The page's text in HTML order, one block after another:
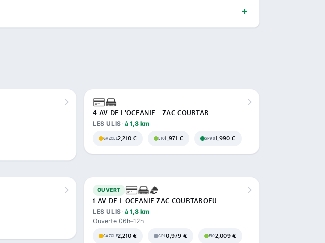
4 AV DE L'OCEANIE - ZAC COURTAB
LES ULIS à 1,8 km
GAZOLE2,210 € E101,971 € SP981,990 €
OUVERT
1 AV DE L OCEANIE ZAC COURTABOEU
LES ULIS à 1,8 km
Ouverte 06h–12h
GAZOLE2,210 € GPL0,979 € E102,009 €